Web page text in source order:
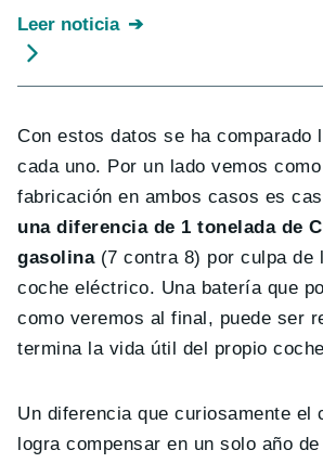
Leer noticia
Con estos datos se ha comparado
cada uno. Por un lado vemos
fabricación en ambos casos es
una diferencia de 1 tonelada de
gasolina(7 contra 8) por culpa de
coche eléctrico. Una batería que
como veremos al final, puede ser
termina la vida útil del propio
Un diferencia que curiosamente el
logra compensar en un solo año